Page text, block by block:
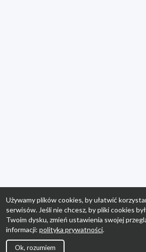
Używamy plików cookies, by ułatwić
serwisów. Jeśli nie chcesz, by pliki cookies
Twoim dysku, zmień ustawienia swojej
informacji: polityka prywatności.
Ok, rozumiem